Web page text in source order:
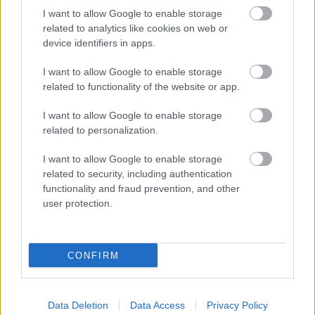
I want to allow Google to enable storage
related to analytics like cookies on web or
device identifiers in apps.
I want to allow Google to enable storage
related to functionality of the website or app.
I want to allow Google to enable storage
related to personalization.
I want to allow Google to enable storage
related to security, including authentication
functionality and fraud prevention, and other
user protection.
CONFIRM
Data Deletion Data Access Privacy Policy
Kapcsolódó hírek
DAVID DE GEA
DE GEA: CARRICK CSODÁS
MUNKÁT VÉGEZ